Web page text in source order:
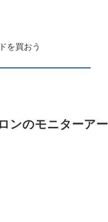
を買おう
ンのモニターアー